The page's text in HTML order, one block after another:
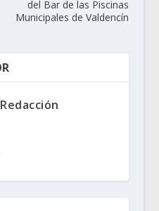
del Bar de las Piscinas
Municipales de Valdencín
Redacción